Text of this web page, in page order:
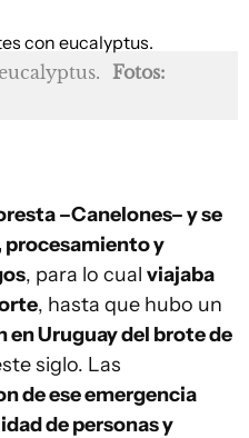
Fotos:
–Canelones– y se
procesamiento y
, para lo cual viajaba
, hasta que hubo un
en Uruguay del brote de
siglo. Las
de ese emergencia
de personas y